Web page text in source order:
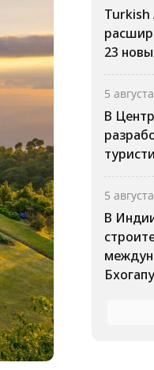
Turkish
23
5
В
5
В